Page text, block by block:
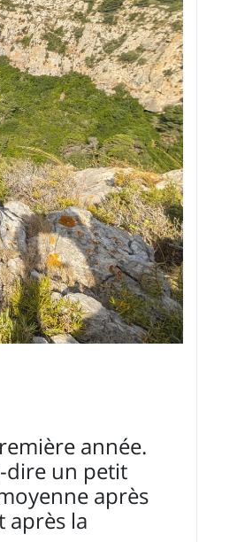
année.
dire un petit
après
après la